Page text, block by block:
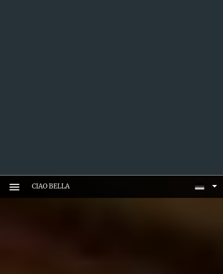
CIAO BELLA